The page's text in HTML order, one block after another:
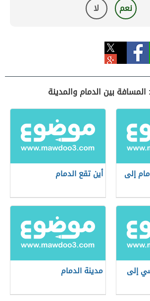
نعم لا
بين الدمام والمدينة
إلى
أين تقع الدمام
إلى
مدينة الدمام